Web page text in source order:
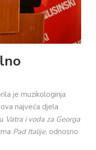
je muzikologinja
najveća djela
Vatra i voda za Georga
Pad Italije, odnosno